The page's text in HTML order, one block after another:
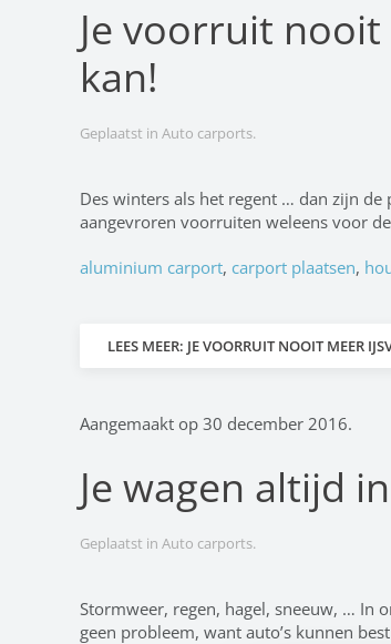
Je voorruit
kan!
Geplaatst in Auto carports.
Des winters als het regent … dan zijn de
aangevroren voorruiten weleens voor
aluminium carport, carport plaatsen,
LEES MEER: JE VOORRUIT NOOIT MEER
Aangemaakt op 30 december 2016.
Je wagen altijd
Geplaatst in Auto carports.
Stormweer, regen, hagel, sneeuw, … In
geen probleem, want auto’s kunnen